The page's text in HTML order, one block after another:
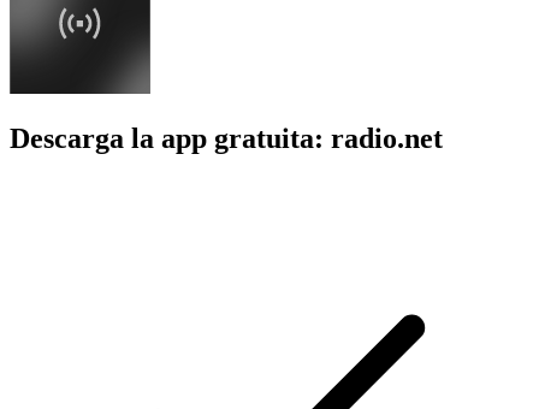
Descarga la app gratuita: radio.net